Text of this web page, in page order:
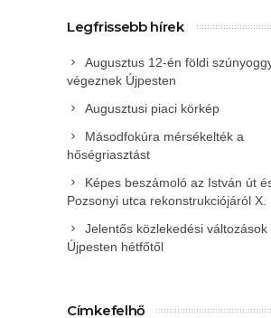
Legfrissebb hírek
Augusztus 12-én földi
végeznek Újpesten
Augusztusi piaci körkép
Másodfokúra mérsékelték a
hőségriasztást
Képes beszámoló az István út
Pozsonyi utca rekonstrukciójáról X.
Jelentős közlekedési
Újpesten hétfőtől
Címkefelhő